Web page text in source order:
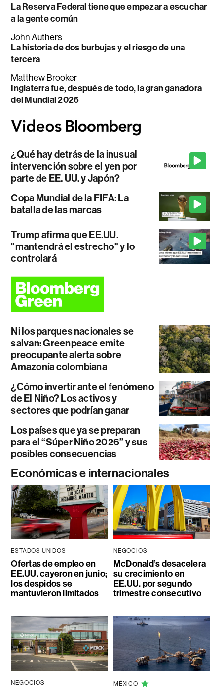
La Reserva Federal tiene que empezar a escuchar
a la gente común
John Authers
La historia de dos burbujas y el riesgo de una
tercera
Matthew Brooker
Inglaterra fue, después de todo, la gran ganadora
del Mundial 2026
¿Qué hay detrás de la inusual
intervención sobre el yen por
parte de EE. UU. y Japón?
Copa Mundial de la FIFA: La
batalla de las marcas
Trump afirma que EE.UU.
"mantendrá el estrecho" y lo
controlará
Ni los parques nacionales se
salvan: Greenpeace emite
preocupante alerta sobre
Amazonía colombiana
¿Cómo invertir ante el fenómeno
de El Niño? Los activos y
sectores que podrían ganar
Los países que ya se preparan
para el “Súper Niño 2026” y sus
posibles consecuencias
Económicas e internacionales
ESTADOS UNIDOS
Ofertas de empleo en
EE.UU. cayeron en junio;
los despidos se
mantuvieron limitados
NEGOCIOS
McDonald’s desacelera
su crecimiento en
EE.UU. por segundo
trimestre consecutivo
NEGOCIOS MÉXICO